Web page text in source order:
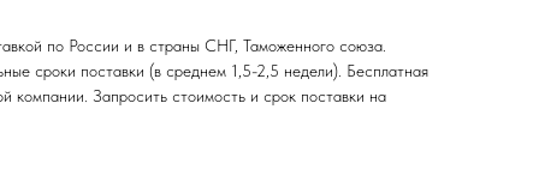
по России и в страны СНГ, Таможенного союза.
сроки поставки (в среднем 1,5-2,5 недели). Бесплатная
компании. Запросить стоимость и срок поставки на